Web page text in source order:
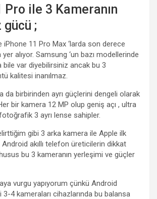
Pro ile 3 Kameranın
gücü ;
iPhone 11 Pro Max ‘larda son derece
alıyor. Samsung ‘un bazı modellerinde
var diyebilirsiniz ancak bu 3
kalitesi inanılmaz.
da birbirinden ayrı güçlerini dengeli olarak
bir kamera 12 MP olup geniş açı , ultra
3 ayrı lense sahipler.
gibi 3 arka kamera ile Apple ilk
akıllı telefon üreticilerin dikkat
bu 3 kameranın yerleşimi ve güçler
vurgu yapıyorum çünkü Android
4 kameraları cihazlarında bu balansa